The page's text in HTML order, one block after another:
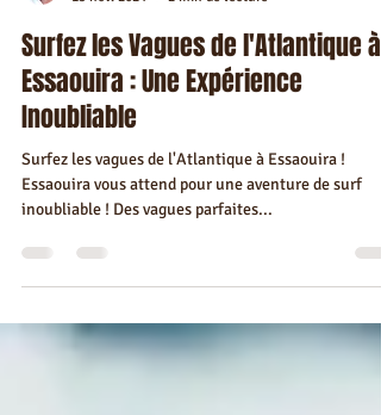
kawtarbenmoussa2000
13 nov. 2024
2 min de lecture
Surfez les Vagues de l'Atlantique à
Essaouira : Une Expérience
Inoubliable
Surfez les vagues de l'Atlantique à Essaouira !
Essaouira vous attend pour une aventure de surf